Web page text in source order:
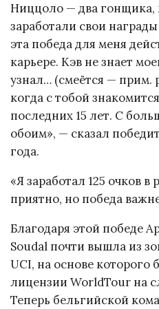
Ниццоло — два гонщика,
заработали свои
эта победа для меня
карьере. Кэв не знает
узнал… (смеётся — прим.
когда с тобой
последних 15 лет. С
обоим», — сказал
года.
«Я заработал 125 очков в
приятно, но победа
Благодаря этой победе
Soudal почти вышла из
UCI, на основе которого
лицензии WorldTour на
Теперь бельгийской